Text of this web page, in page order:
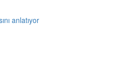
anlatıyor